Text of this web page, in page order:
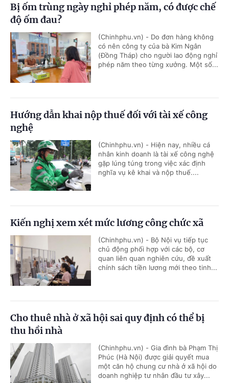
Bị ốm trùng ngày nghỉ phép năm, có được chế
độ ốm đau?
(Chinhphu.vn) - Do đơn hàng không
có nên công ty của bà Kim Ngân
(Đồng Tháp) cho người lao động nghỉ
phép năm theo từng xưởng. Một số...
Hướng dẫn khai nộp thuế đối với tài xế công
nghệ
(Chinhphu.vn) - Hiện nay, nhiều cá
nhân kinh doanh là tài xế công nghệ
gặp lúng túng trong việc xác định
nghĩa vụ kê khai và nộp thuế....
Kiến nghị xem xét mức lương công chức xã
(Chinhphu.vn) - Bộ Nội vụ tiếp tục
chủ động phối hợp với các bộ, cơ
quan liên quan nghiên cứu, đề xuất
chính sách tiền lương mới theo tinh...
Cho thuê nhà ở xã hội sai quy định có thể bị
thu hồi nhà
(Chinhphu.vn) - Gia đình bà Phạm Thị
Phúc (Hà Nội) được giải quyết mua
một căn hộ chung cư nhà ở xã hội do
doanh nghiệp tư nhân đầu tư xây...